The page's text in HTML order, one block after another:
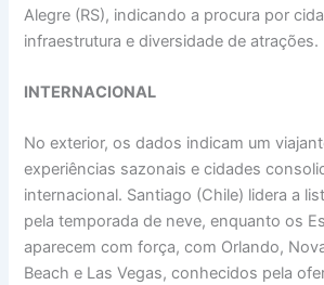
Alegre (RS), indicando a procura por
infraestrutura e diversidade de atrações.
INTERNACIONAL
No exterior, os dados indicam um
experiências sazonais e cidades
internacional. Santiago (Chile) lidera a
pela temporada de neve, enquanto os
aparecem com força, com Orlando,
Beach e Las Vegas, conhecidos pela